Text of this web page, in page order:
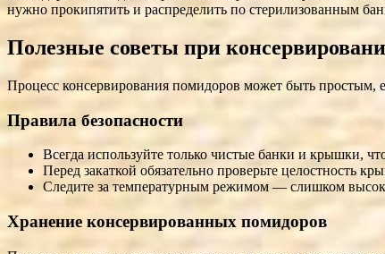
нужно прокипятить и распределить по стерилизованным
Полезные советы при
Процесс консервирования помидоров может быть простым,
Правила безопасности
Всегда используйте только чистые банки и крышки,
Перед закаткой обязательно проверьте целостность
Следите за температурным режимом — слишком
Хранение консервированных помидоров